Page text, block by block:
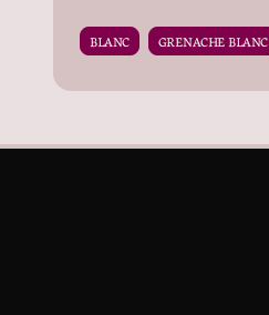
BLANC GRENACHE BLANC